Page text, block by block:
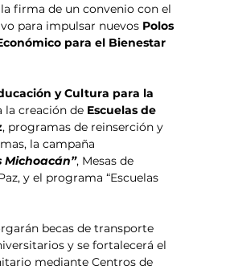
firma de un convenio con el
para impulsar nuevos Polos
para el Bienestar
y Cultura para la
la creación de Escuelas de
, programas de reinserción y
la campaña
Michoacán”, Mesas de
y el programa “Escuelas
becas de transporte
y se fortalecerá el
mediante Centros de